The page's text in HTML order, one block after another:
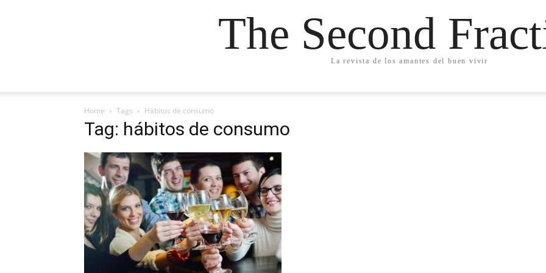
The Second
La revista de los amantes del buen vivir
Home Tags Hábitos de consumo
Tag: hábitos de consumo